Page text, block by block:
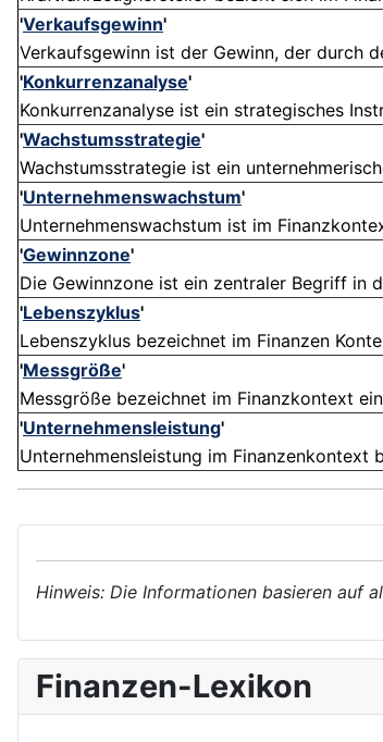
'Verkaufsgewinn'
Verkaufsgewinn ist der Gewinn, der durch
'Konkurrenzanalyse'
Konkurrenzanalyse ist ein strategisches
'Wachstumsstrategie'
Wachstumsstrategie ist ein
'Unternehmenswachstum'
Unternehmenswachstum ist im
'Gewinnzone'
Die Gewinnzone ist ein zentraler Begriff in
'Lebenszyklus'
Lebenszyklus bezeichnet im Finanzen
'Messgröße'
Messgröße bezeichnet im Finanzkontext
'Unternehmensleistung'
Unternehmensleistung im
Hinweis: Die Informationen basieren auf
Finanzen-Lexikon